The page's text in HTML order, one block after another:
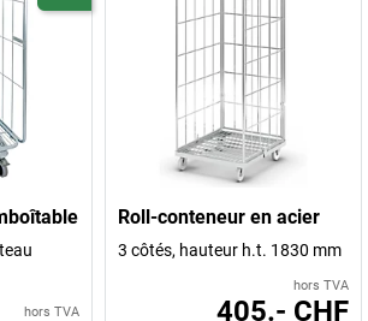
hors TVA
Roll-conteneur en acier
3 côtés, hauteur h.t. 1830 mm
hors TVA
405.- CHF